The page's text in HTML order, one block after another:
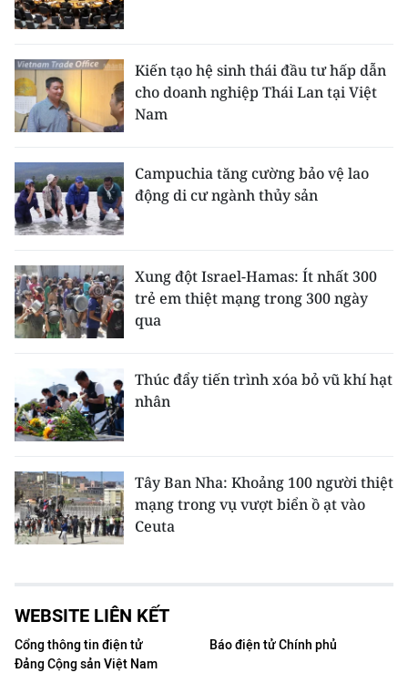
Kiến tạo hệ sinh thái đầu tư hấp dẫn
cho doanh nghiệp Thái Lan tại Việt
Nam
Campuchia tăng cường bảo vệ lao
động di cư ngành thủy sản
Xung đột Israel-Hamas: Ít nhất 300
trẻ em thiệt mạng trong 300 ngày
qua
Thúc đẩy tiến trình xóa bỏ vũ khí hạt
nhân
Tây Ban Nha: Khoảng 100 người thiệt
mạng trong vụ vượt biển ồ ạt vào
Ceuta
WEBSITE LIÊN KẾT
Cổng thông tin điện tử
Đảng Cộng sản Việt Nam
Báo điện tử Chính phủ